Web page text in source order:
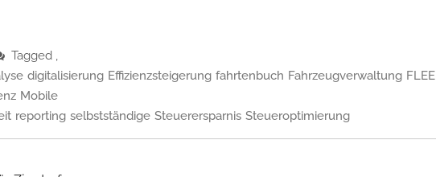
Tagged ,
digitalisierung Effizienzsteigerung fahrtenbuch Fahrzeugverwaltung FLEE
Mobile
reporting selbstständige Steuerersparnis Steueroptimierung